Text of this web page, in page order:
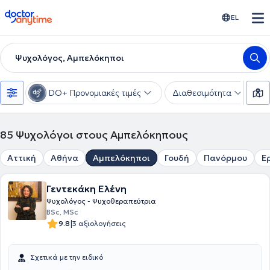
doctoranytime EL
Ψυχολόγος, Αμπελόκηποι
DO+ Προνομιακές τιμές Διαθεσιμότητα
85 Ψυχολόγοι στους Αμπελόκηπους
Αττική Αθήνα Αμπελόκηποι Γουδή Πανόρμου
Γεντεκάκη Ελένη
Ψυχολόγος - Ψυχοθεραπεύτρια
BSc, MSc
9.8|3 αξιολογήσεις
Σχετικά με την ειδικό